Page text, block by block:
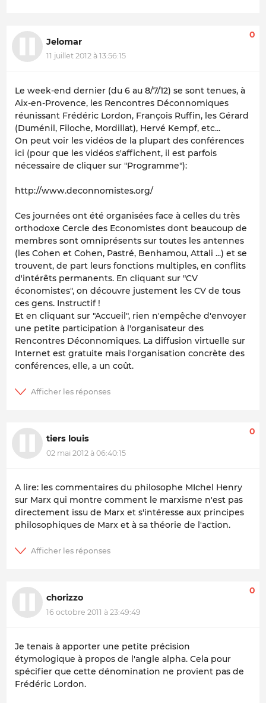
Jelomar
11 juillet 2012 à 13:56:15
0
Le week-end dernier (du 6 au 8/7/12) se sont tenues, à
Aix-en-Provence, les Rencontres Déconnomiques
réunissant Frédéric Lordon, François Ruffin, les Gérard
(Duménil, Filoche, Mordillat), Hervé Kempf, etc...
On peut voir les vidéos de la plupart des conférences
ici (pour que les vidéos s'affichent, il est parfois
nécessaire de cliquer sur "Programme"):
http://www.deconnomistes.org/
Ces journées ont été organisées face à celles du très
orthodoxe Cercle des Economistes dont beaucoup de
membres sont omniprésents sur toutes les antennes
(les Cohen et Cohen, Pastré, Benhamou, Attali ...) et se
trouvent, de part leurs fonctions multiples, en conflits
d'intérêts permanents. En cliquant sur "CV
économistes", on découvre justement les CV de tous
ces gens. Instructif !
Et en cliquant sur "Accueil", rien n'empêche d'envoyer
une petite participation à l'organisateur des
Rencontres Déconnomiques. La diffusion virtuelle sur
Internet est gratuite mais l'organisation concrète des
conférences, elle, a un coût.
tiers louis
02 mai 2012 à 06:40:15
0
A lire: les commentaires du philosophe MIchel Henry
sur Marx qui montre comment le marxisme n'est pas
directement issu de Marx et s'intéresse aux principes
philosophiques de Marx et à sa théorie de l'action.
chorizzo
16 octobre 2011 à 23:49:49
0
Je tenais à apporter une petite précision
étymologique à propos de l'angle alpha. Cela pour
spécifier que cette dénomination ne provient pas de
Frédéric Lordon.